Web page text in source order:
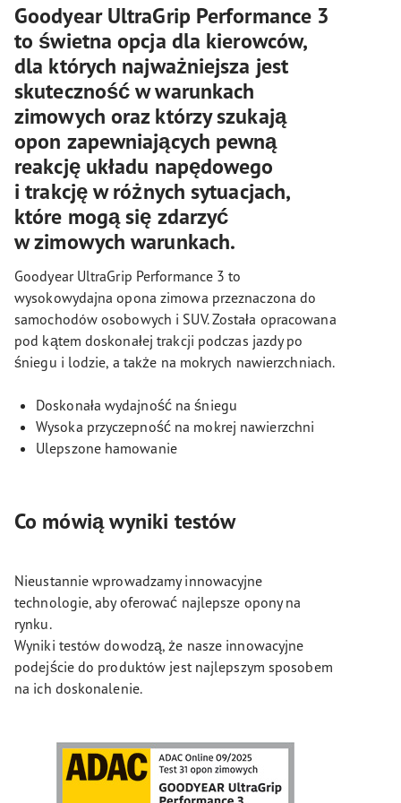
Goodyear UltraGrip Performance 3
to świetna opcja dla kierowców,
dla których najważniejsza jest
skuteczność w warunkach
zimowych oraz którzy szukają
opon zapewniających pewną
reakcję układu napędowego
i trakcję w różnych sytuacjach,
które mogą się zdarzyć
w zimowych warunkach.
Goodyear UltraGrip Performance 3 to
wysokowydajna opona zimowa przeznaczona do
samochodów osobowych i SUV. Została opracowana
pod kątem doskonałej trakcji podczas jazdy po
śniegu i lodzie, a także na mokrych nawierzchniach.
Doskonała wydajność na śniegu
Wysoka przyczepność na mokrej nawierzchni
Ulepszone hamowanie
Co mówią wyniki testów
Nieustannie wprowadzamy innowacyjne
technologie, aby oferować najlepsze opony na
rynku.
Wyniki testów dowodzą, że nasze innowacyjne
podejście do produktów jest najlepszym sposobem
na ich doskonalenie.